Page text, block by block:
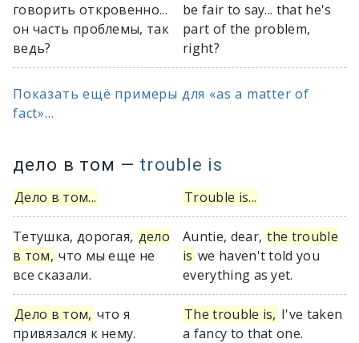
говорить откровенно...
он часть проблемы, так
ведь?
be fair to say... that he's
part of the problem,
right?
Показать ещё примеры для «as a matter of
fact»...
дело в том — trouble is
Дело в том... Trouble is...
Тетушка, дорогая, дело
в том, что мы еще не
все сказали.
Auntie, dear, the trouble
is we haven't told you
everything as yet.
Дело в том, что я
привязался к нему.
The trouble is, I've taken
a fancy to that one.